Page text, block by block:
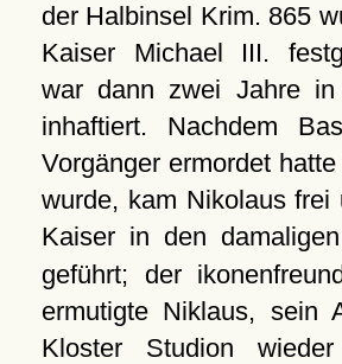
der Halbinsel Krim. 865
Kaiser Michael III.
war dann zwei Jahre in
inhaftiert. Nachdem
Vorgänger ermordet
wurde, kam Nikolaus frei
Kaiser in den damaligen
geführt; der
ermutigte Niklaus, sein
Kloster Studion wieder